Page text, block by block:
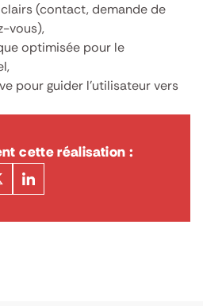
(contact, demande de
vous),
optimisée pour le
pour guider l’utilisateur vers
cette réalisation :